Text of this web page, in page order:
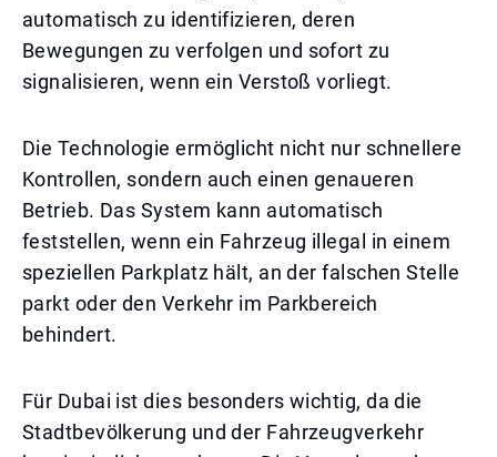
automatisch zu identifizieren, deren
Bewegungen zu verfolgen und sofort zu
signalisieren, wenn ein Verstoß vorliegt.
Die Technologie ermöglicht nicht nur schnellere
Kontrollen, sondern auch einen genaueren
Betrieb. Das System kann automatisch
feststellen, wenn ein Fahrzeug illegal in einem
speziellen Parkplatz hält, an der falschen Stelle
parkt oder den Verkehr im Parkbereich
behindert.
Für Dubai ist dies besonders wichtig, da die
Stadtbevölkerung und der Fahrzeugverkehr